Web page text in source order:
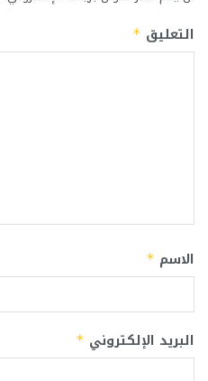
التعليق *
الاسم *
البريد الإلكتروني *